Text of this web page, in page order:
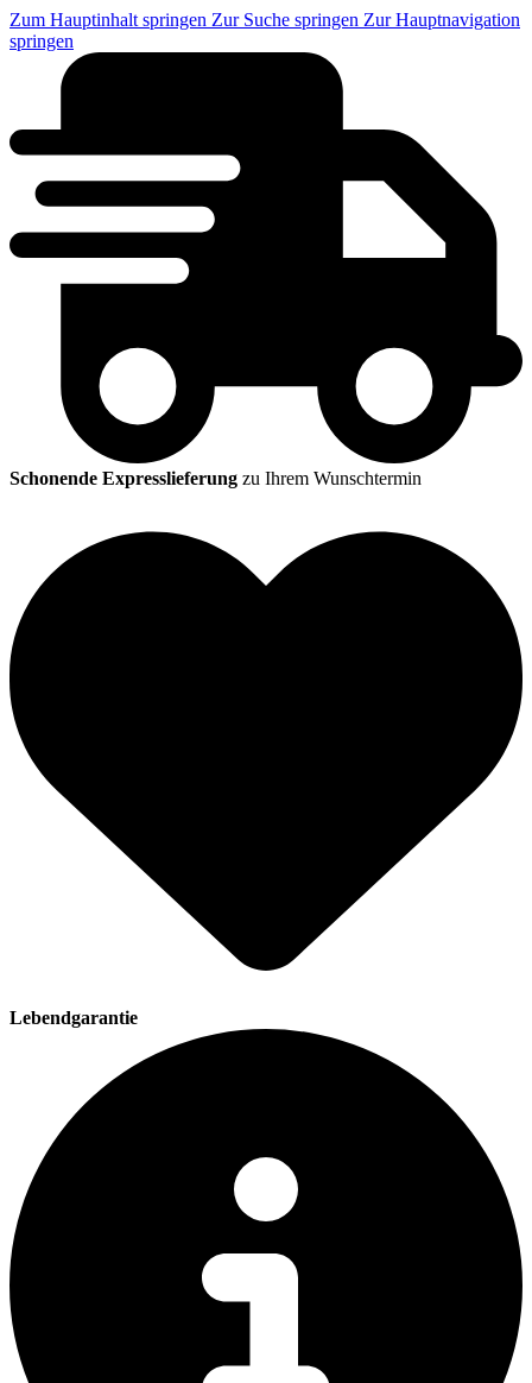
Zum Hauptinhalt springen Zur Suche springen Zur Hauptnavigation
springen
Schonende Expresslieferung zu Ihrem Wunschtermin
Lebendgarantie